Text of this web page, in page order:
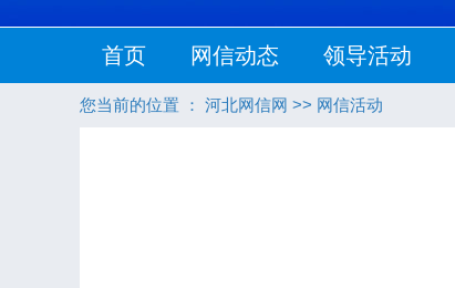
首页 网信动态 领导活动
您当前的位置 ： 河北网信网 >> 网信活动